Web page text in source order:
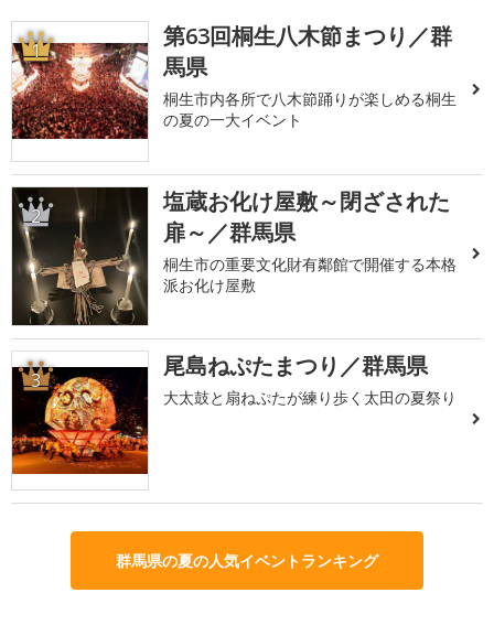
1
第63回桐生八木節まつり／群
馬県
桐生市内各所で八木節踊りが楽しめる桐生
の夏の一大イベント
2
塩蔵お化け屋敷～閉ざされた
扉～／群馬県
桐生市の重要文化財有鄰館で開催する本格
派お化け屋敷
3 尾島ねぷたまつり／群馬県
大太鼓と扇ねぷたが練り歩く太田の夏祭り
群馬県の夏の人気イベントランキング